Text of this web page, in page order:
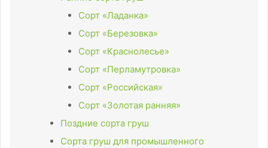
Сорт «Ладанка»
Сорт «Березовка»
Сорт «Краснолесье»
Сорт «Перламутровка»
Сорт «Российская»
Сорт «Золотая ранняя»
Поздние сорта груш
Сорта груш для промышленного